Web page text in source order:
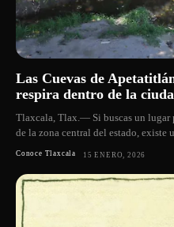
Las Cuevas de
respira dentro de la
Tlaxcala, Tlax.— Si buscas un lugar
de la zona central del estado, existe
Conoce Tlaxcala 15 ENERO, 2026